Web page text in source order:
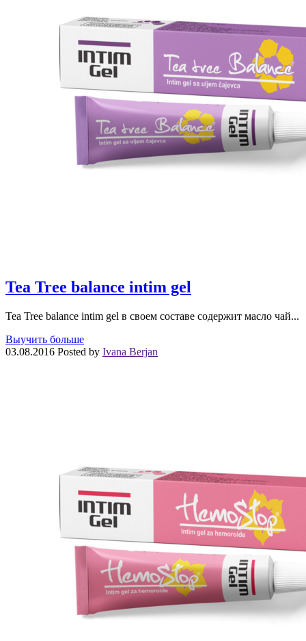
Tea Tree balance intim gel
Tea Tree balance intim gel в своем составе содержит масло чай...
Выучить больше
03.08.2016 Posted by Ivana Berjan